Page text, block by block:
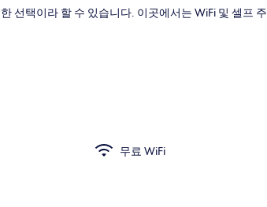
선택이라 할 수 있습니다. 이곳에서는 WiFi 및 셀프
무료 WiFi